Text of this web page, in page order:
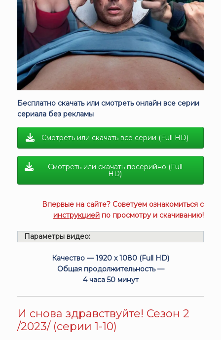
Бесплатно скачать или смотреть онлайн все серии
сериала без рекламы
Смотреть или скачать все серии (Full HD)
Смотреть или скачать посерийно (Full
HD)
Впервые на сайте? Советуем ознакомиться с
инструкцией по просмотру и скачиванию!
Параметры видео:
Качество — 1920 x 1080 (Full HD)
Общая продолжительность —
4 часа 50 минут
И снова здравствуйте! Сезон 2
/2023/ (серии 1-10)